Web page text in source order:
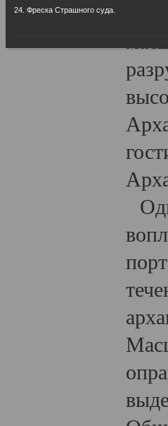
24. Фреска Страшного суда.